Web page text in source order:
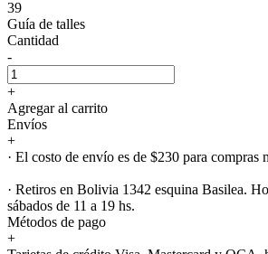
39
Guía de talles
Cantidad
-
+
Agregar al carrito
Envíos
+
· El costo de envío es de $230 para compras
· Retiros en Bolivia 1342 esquina Basilea.
sábados de 11 a 19 hs.
Métodos de pago
+